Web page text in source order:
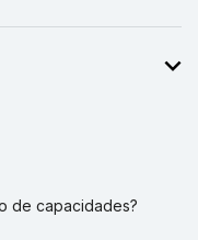
de capacidades?